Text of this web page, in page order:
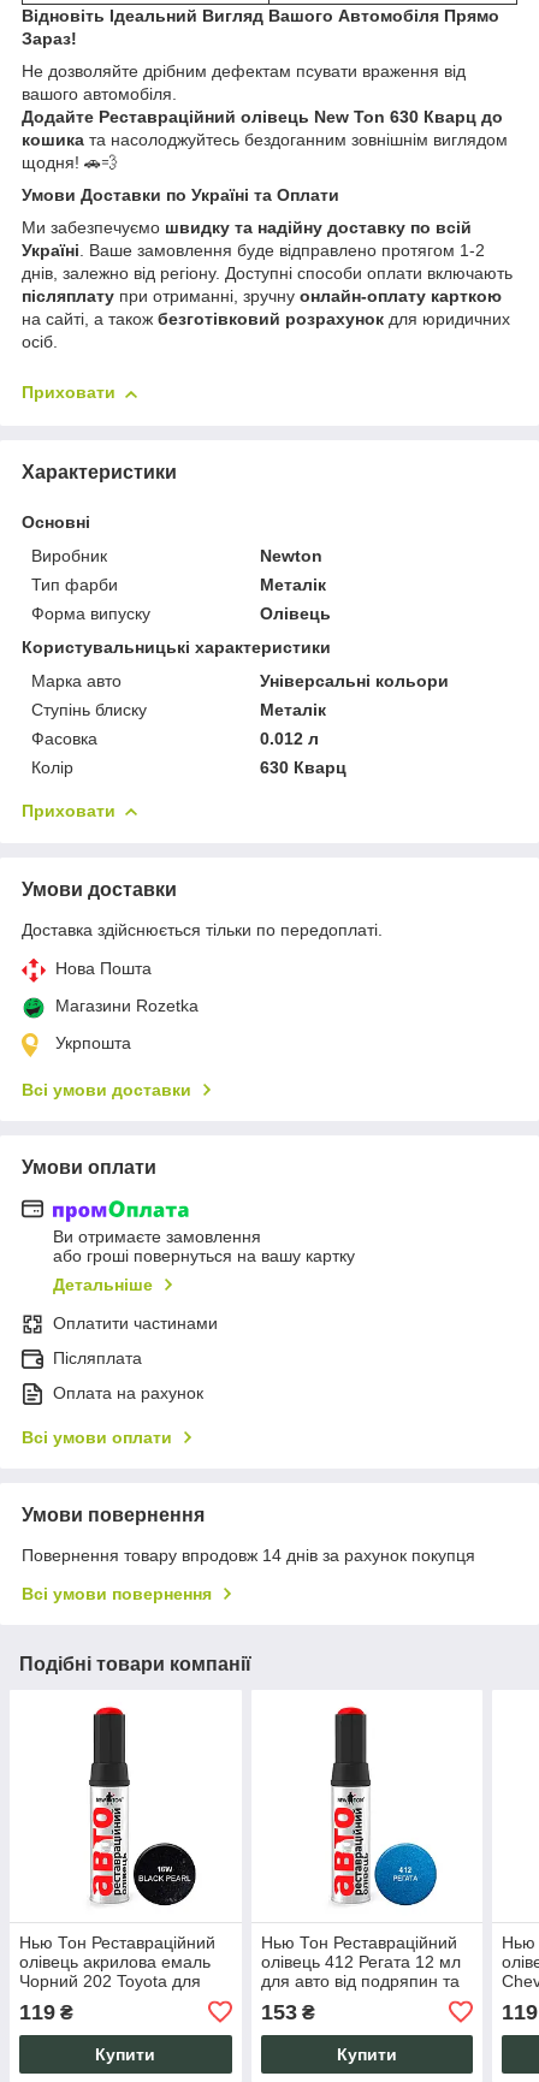
Відновіть Ідеальний Вигляд Вашого Автомобіля Прямо
Зараз!
Не дозволяйте дрібним дефектам псувати враження від
вашого автомобіля.
Додайте Реставраційний олівець New Ton 630 Кварц до
кошика та насолоджуйтесь бездоганним зовнішнім виглядом
щодня! 🚗💨
Умови Доставки по Україні та Оплати
Ми забезпечуємо швидку та надійну доставку по всій
Україні. Ваше замовлення буде відправлено протягом 1-2
днів, залежно від регіону. Доступні способи оплати включають
післяплату при отриманні, зручну онлайн-оплату карткою
на сайті, а також безготівковий розрахунок для юридичних
осіб.
Приховати
Характеристики
Основні
Виробник
Newton
Тип фарби
Металік
Форма випуску
Олівець
Користувальницькі характеристики
Марка авто
Універсальні кольори
Ступінь блиску
Металік
Фасовка
0.012 л
Колір
630 Кварц
Приховати
Умови доставки
Доставка здійснюється тільки по передоплаті.
Нова Пошта
Магазини Rozetka
Укрпошта
Всі умови доставки
Умови оплати
Ви отримаєте замовлення
або гроші повернуться на вашу картку
Детальніше
Оплатити частинами
Післяплата
Оплата на рахунок
Всі умови оплати
Умови повернення
Повернення товару впродовж 14 днів за рахунок покупця
Всі умови повернення
Подібні товари компанії
Нью Тон Реставраційний
олівець акрилова емаль
Чорний 202 Toyota для
відколів, подряпин
лакофарбового покриття
119 ₴
Купити
Нью Тон Реставраційний
олівець 412 Регата 12 мл
для авто від подряпин та
153₴
Купити
Нью
119